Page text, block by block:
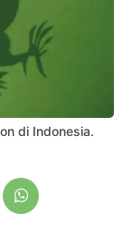
di Indonesia.